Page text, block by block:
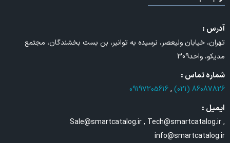
آدرس :
تهران، خیابان ولیعصر، نرسیده به توانیر، بن بست بخشندگان، مجتمع
مدیکو، واحد309
شماره تماس :
86087826 (021)
,
09197205616
ایمیل :
Sale@smartcatalog.ir , Tech@smartcatalog.ir ,
info@smartcatalog.ir